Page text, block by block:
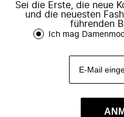
Sei die Erste, die neue
und die neuesten
führenden
Ich mag